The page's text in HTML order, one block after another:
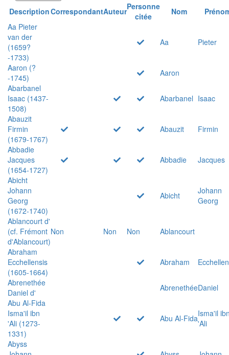
DescriptionCorrespondantAuteurPersonne
citée
Nom
Aa Pieter
van der
(1659?
-1733)
Aa Pieter
Aaron (?
-1745)
Aaron
Abarbanel
Isaac (1437-
1508)
Abarbanel Isaac
Abauzit
Firmin
(1679-1767)
Abauzit
Firmin
Abbadie
Jacques
(1654-1727)
Abbadie
Jacques
Abicht
Johann
Georg
(1672-1740)
Abicht
Johann
Georg
Ablancourt d'
(cf. Frémont
d'Ablancourt)
Non Non Non
Ablancourt
Abraham
Ecchellensis
(1605-1664)
Abraham
Abrenethée
Daniel d'
AbrenethéeDaniel
Abu Al-Fida
Isma'il ibn
'Ali (1273-
1331)
Abu Al-FidaIsma'il
'Ali
Abyss